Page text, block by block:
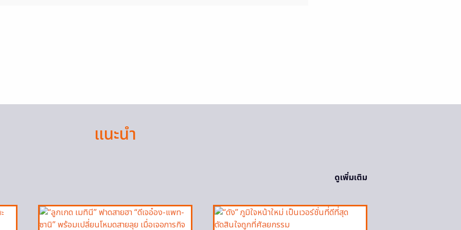
แนะนำ
ดูเพิ่มเติม